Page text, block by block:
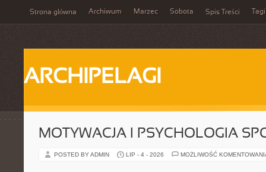
Strona główna Archiwum Marzec Sobota Spis Treści Tagi
ARCHIPELAGI
MOTYWACJA I PSYCHOLOGIA
POSTED BY ADMIN LIP - 4 - 2026 MOŻLIWOŚĆ